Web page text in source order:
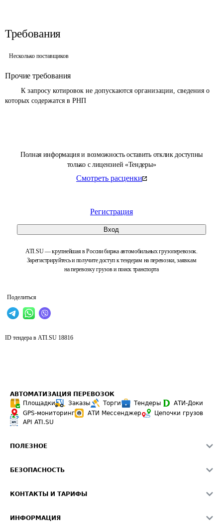
Полная информация и возможность оставить отклик доступны
только с лицензией «Тендеры»
Смотреть расценки
Регистрация
Вход
ATI.SU — крупнейшая в России биржа автомобильных грузоперевозок.
Зарегистрируйтесь и получите доступ к тендерам на перевозки, заявкам
на перевозку грузов и поиск транспорта
Поделиться
Требования
Несколько поставщиков
Прочие требования
которых содержатся в РНП
ID тендера в ATI.SU 18816
АВТОМАТИЗАЦИЯ ПЕРЕВОЗОК
Площадки
Заказы Торги Тендеры
АТИ-Доки
GPS-мониторинг
АТИ Мессенджер
Цепочки грузов
API ATI.SU
ПОЛЕЗНОЕ
Звезды ATI.SU на вашем сайте
Средние ставки
БЕЗОПАСНОСТЬ
Светофор+
КОНТАКТЫ И ТАРИФЫ
ИНФОРМАЦИЯ